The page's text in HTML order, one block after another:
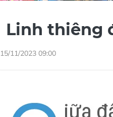
Linh thiêng
15/11/2023 09:00